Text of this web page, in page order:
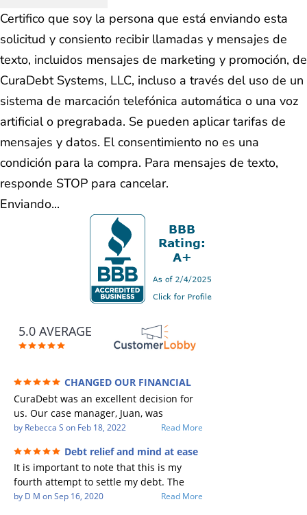
Certifico que soy la persona que está enviando esta
solicitud y consiento recibir llamadas y mensajes de
texto, incluidos mensajes de marketing y promoción, de
CuraDebt Systems, LLC, incluso a través del uso de un
sistema de marcación telefónica automática o una voz
artificial o pregrabada. Se pueden aplicar tarifas de
mensajes y datos. El consentimiento no es una
condición para la compra. Para mensajes de texto,
responde STOP para cancelar.
Enviando...
5.0 AVERAGE
CHANGED OUR FINANCIAL
FUTURE (credit 200 Points / 90 K in debt
GONE)
CuraDebt was an excellent decision for
us. Our case manager, Juan, was
incredible to work with. He and Julio
Every communication was quickly
responded to and all of our questions
were answered. We were able to clear
up in excess of 90 K in debt in a few
by Rebecca S on Feb 18, 2022 Read More
Debt relief and mind at ease
It is important to note that this is my
fourth attempt to settle my debt. The
first debt settlement company gave me
by D M onSep 16, 2020 Read More